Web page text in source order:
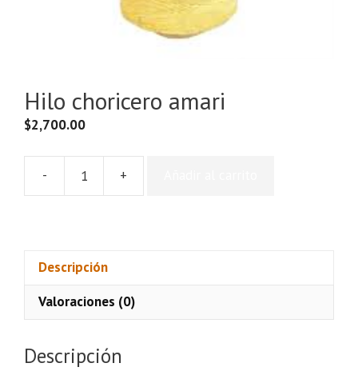
Hilo choricero amari
$2,700.00
- +
Descripción
Valoraciones (0)
Descripción